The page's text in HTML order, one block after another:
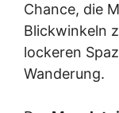
Chance, die
Blickwinkeln
lockeren
Wanderung.